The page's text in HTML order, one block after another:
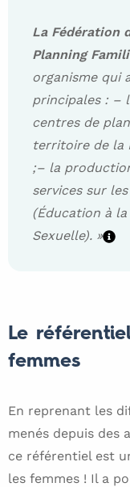
La Fédération
Planning
organisme qui
principales : –
centres de
territoire de la
;– la
services sur
(Éducation à
Sexuelle). »
Le
femmes
En reprenant les
menés depuis des
ce référentiel est
les femmes ! Il a